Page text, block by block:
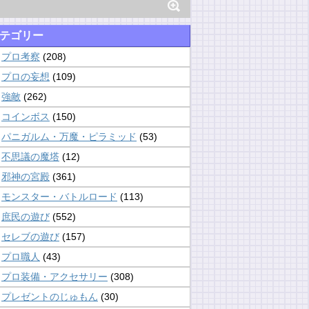
ゴリー
プロ考察 (208)
プロの妄想 (109)
強敵 (262)
コインボス (150)
パニガルム・万魔・ピラミッド (53)
不思議の魔塔 (12)
邪神の宮殿 (361)
モンスター・バトルロード (113)
庶民の遊び (552)
セレブの遊び (157)
プロ職人 (43)
プロ装備・アクセサリー (308)
プレゼントのじゅもん (30)